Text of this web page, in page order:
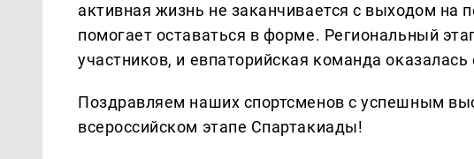
активная жизнь не заканчивается с выходом на
помогает оставаться в форме. Региональный
участников, и евпаторийская команда
Поздравляем наших спортсменов с успешным
всероссийском этапе Спартакиады!